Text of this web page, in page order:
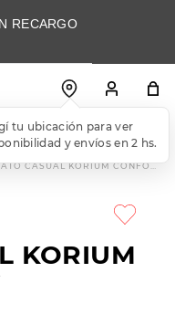
RECARGO
tu ubicación para ver
y envíos en 2 hs.
CASUAL KORIUM CONFORT
KORIUM
MÁS